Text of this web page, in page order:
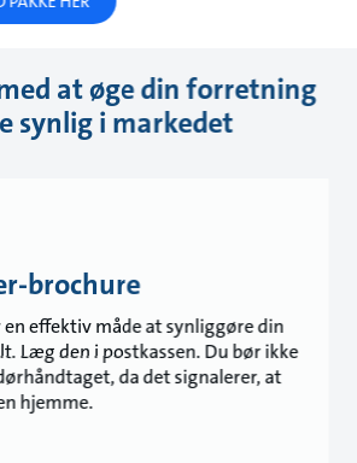
at øge din forretning
synlig i markedet
brochure
effektiv måde at synliggøre din
Læg den i postkassen. Du bør ikke
da det signalerer, at
hjemme.